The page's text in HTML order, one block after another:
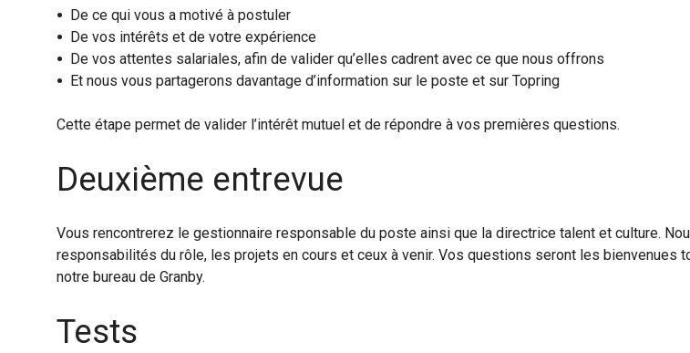
De ce qui vous a motivé à postuler
De vos intérêts et de votre expérience
De vos attentes salariales, afin de valider qu’elles cadrent avec ce que nous offrons
Et nous vous partagerons davantage d’information sur le poste et sur Topring
Cette étape permet de valider l’intérêt mutuel et de répondre à vos premières questions.
Deuxième entrevue
Vous rencontrerez le gestionnaire responsable du poste ainsi que la directrice talent et culture.
responsabilités du rôle, les projets en cours et ceux à venir. Vos questions seront les bienvenues
notre bureau de Granby.
Tests